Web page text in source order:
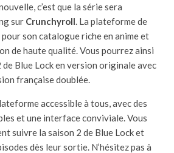
c’est que la série sera
sur Crunchyroll. La plateforme de
son catalogue riche en anime et
de haute qualité. Vous pourrez ainsi
Blue Lock en version originale avec
française doublée.
accessible à tous, avec des
et une interface conviviale. Vous
suivre la saison 2 de Blue Lock et
dès leur sortie. N’hésitez pas à